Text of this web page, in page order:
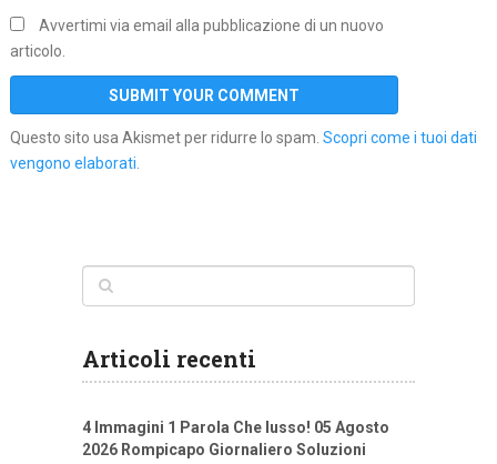
Avvertimi via email alla pubblicazione di un nuovo
articolo.
Questo sito usa Akismet per ridurre lo spam. Scopri come i tuoi dati
vengono elaborati.
Articoli recenti
4 Immagini 1 Parola Che lusso! 05 Agosto
2026 Rompicapo Giornaliero Soluzioni